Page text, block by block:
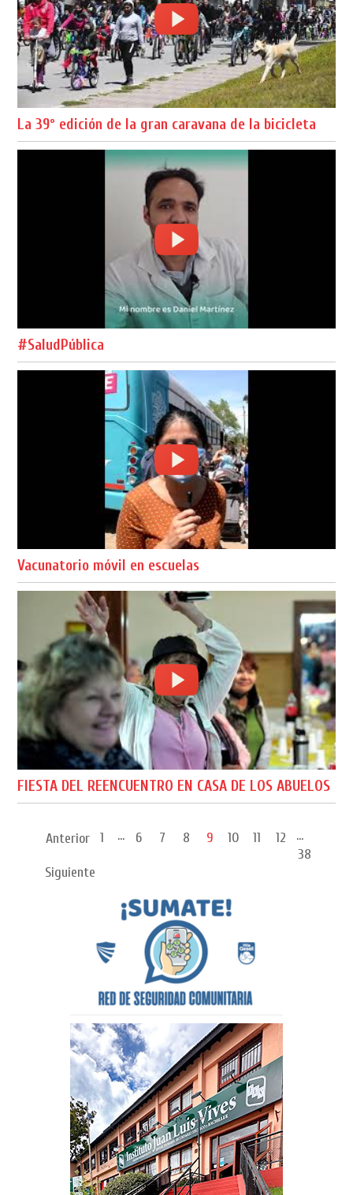
La 39º edición de la gran caravana de la bicicleta
#SaludPública
Vacunatorio móvil en escuelas
FIESTA DEL REENCUENTRO EN CASA DE LOS ABUELOS
Anterior 1 ... 6 7 8 9 10 11 12
...
38
Siguiente